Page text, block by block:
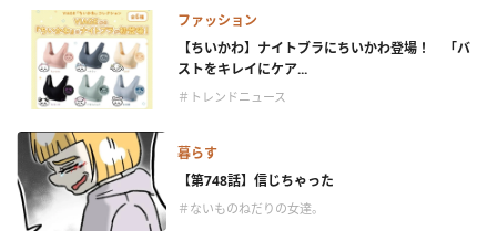
ファッション
【ちいかわ】ナイトブラにちいかわ登場！ 「バ
ストをキレイにケア...
＃トレンドニュース
暮らす
【第748話】信じちゃった
＃ないものねだりの女達。